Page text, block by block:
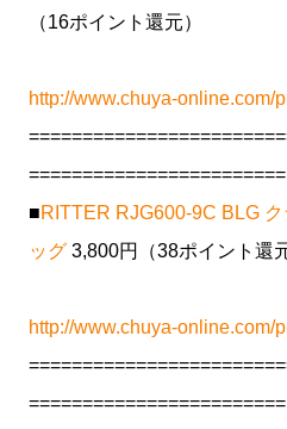
（16ポイント還元）
http://www.chuya-online.com/
========================
■RITTER RJG600-9C BLG
ッグ 3,800円（38ポイント還元
http://www.chuya-online.com/
========================